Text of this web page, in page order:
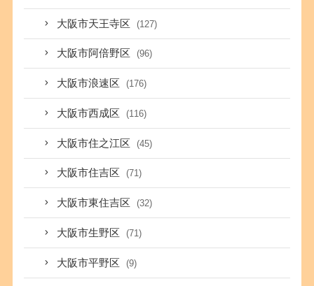
大阪市天王寺区 (127)
大阪市阿倍野区 (96)
大阪市浪速区 (176)
大阪市西成区 (116)
大阪市住之江区 (45)
大阪市住吉区 (71)
大阪市東住吉区 (32)
大阪市生野区 (71)
大阪市平野区 (9)